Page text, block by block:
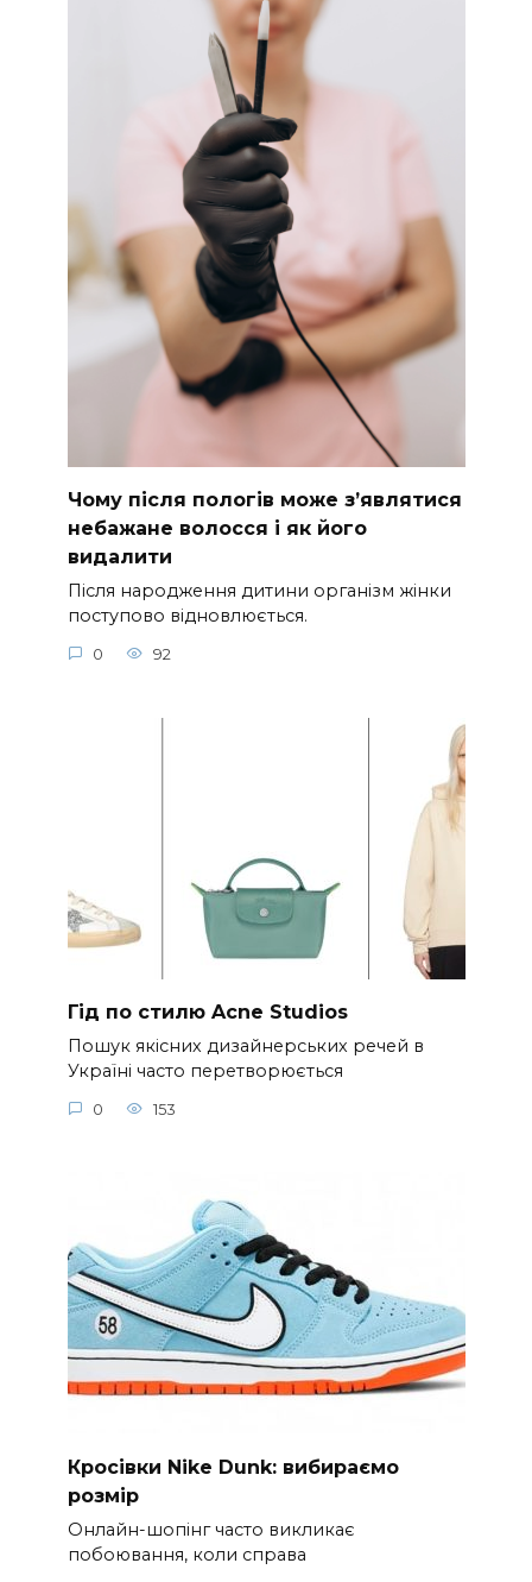
Чому після пологів може з’являтися
небажане волосся і як його
видалити
Після народження дитини організм жінки
поступово відновлюється.
0 92
Гід по стилю Acne Studios
Пошук якісних дизайнерських речей в
Україні часто перетворюється
0 153
Кросівки Nike Dunk: вибираємо
розмір
Онлайн-шопінг часто викликає
побоювання, коли справа